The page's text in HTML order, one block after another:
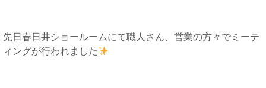
先日春日井ショールームにて職人さん、営業の方々でミーテ
ィングが行われました